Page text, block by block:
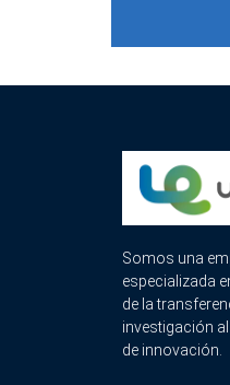
Somos una
especializada
de la
investigación
de innovación.